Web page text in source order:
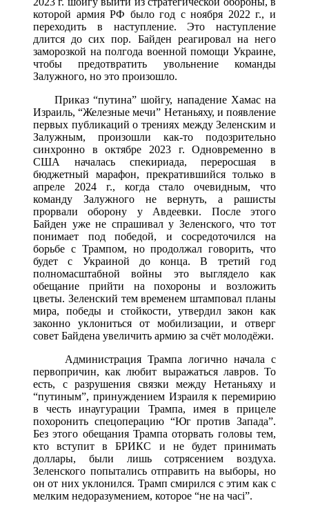
которой армия РФ было год с ноября 2022 г., и
переходить в наступление. Это наступление
длится до сих пор. Байден реагировал на него
заморозкой на полгода военной помощи Украине,
чтобы предотвратить увольнение команды
Залужного, но это произошло.
Приказ “путина” шойгу, нападение Хамас на
Израиль, “Железные мечи” Нетаньяху, и появление
первых публикаций о трениях между Зеленским и
Залужным, произошли как-то подозрительно
синхронно в октябре 2023 г. Одновременно в
США началась спекириада, переросшая в
бюджетный марафон, прекратившийся только в
апреле 2024 г., когда стало очевидным, что
команду Залужного не вернуть, а рашисты
прорвали оборону у Авдеевки. После этого
Байден уже не спрашивал у Зеленского, что тот
понимает под победой, и сосредоточился на
борьбе с Трампом, но продолжал говорить, что
будет с Украиной до конца. В третий год
полномасштабной войны это выглядело как
обещание прийти на похороны и возложить
цветы. Зеленский тем временем штамповал планы
мира, победы и стойкости, утвердил закон как
законно уклониться от мобилизации, и отверг
совет Байдена увеличить армию за счёт молодёжи.
Администрация Трампа логично начала с
первопричин, как любит выражаться лавров. То
есть, с разрушения связки между Нетаньяху и
“путиным”, принуждением Израиля к перемирию
в честь инаугурации Трампа, имея в прицеле
похоронить спецоперацию “Юг против Запада”.
Без этого обещания Трампа оторвать головы тем,
кто вступит в БРИКС и не будет принимать
доллары, были лишь сотрясением воздуха.
Зеленского попытались отправить на выборы, но
он от них уклонился. Трамп смирился с этим как с
мелким недоразумением, которое “не на часі”.